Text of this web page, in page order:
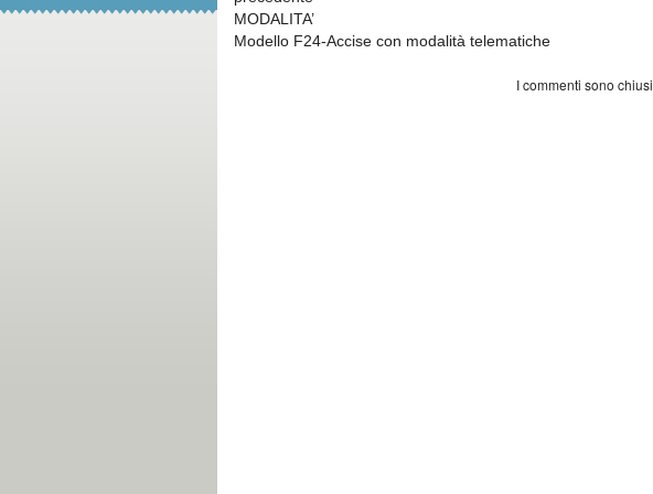
MODALITA’
Modello F24-Accise con modalità telematiche
I commenti sono chiusi